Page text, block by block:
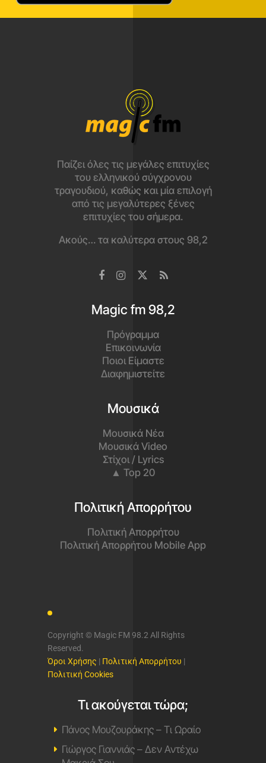
Παίζει όλες τις μεγάλες επιτυχίες
του ελληνικού σύγχρονου
τραγουδιού, καθώς και μία επιλογή
από τις μεγαλύτερες ξένες
επιτυχίες του σήμερα.
Ακούς… τα καλύτερα στους 98,2
Magic fm 98,2
Πρόγραμμα
Επικοινωνία
Ποιοι Είμαστε
Διαφημιστείτε
Μουσικά
Μουσικά Νέα
Μουσικά Video
Στίχοι / Lyrics
▲ Top 20
Πολιτική Απορρήτου
Πολιτική Απορρήτου
Πολιτική Απορρήτου Mobile App
Copyright © Magic FM 98.2 All Rights
Reserved.
Όροι Χρήσης | Πολιτική Απορρήτου |
Πολιτική Cookies
Τι ακούγεται τώρα;
Πάνος Μουζουράκης – Τι Ωραίο
Γιώργος Γιαννιάς – Δεν Αντέχω